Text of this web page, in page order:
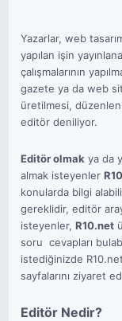
Yazarlar, web
yapılan işin
çalışmalarının
gazete ya da web
üretilmesi,
editör deniliyor.
Editör olmak ya da
almak isteyenler
konularda bilgi
gereklidir, editör
isteyenler,R10.net
soru  cevapları
istediğinizde
sayfalarını ziyaret
Editör Nedir?